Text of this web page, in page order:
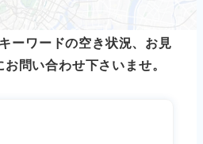
ーワードの空き状況、お見
問い合わせ下さいませ。